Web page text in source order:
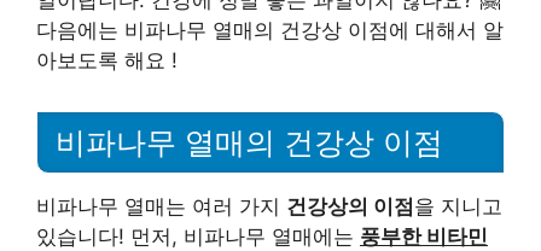
다음에는 비파나무 열매의 건강상 이점에 대해서 알
아보도록 해요 !
비파나무 열매의 건강상 이점
비파나무 열매는 여러 가지 건강상의 이점 을 지니고
있습니다! 먼저, 비파나무 열매에는 풍부한 비타민